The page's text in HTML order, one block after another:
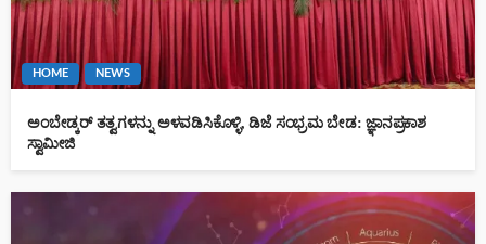
HOME NEWS
ಅಂಬೇಡ್ಕರ್ ತತ್ವಗಳನ್ನು ಅಳವಡಿಸಿಕೊಳ್ಳಿ, ಡಿಜೆ ಸಂಭ್ರಮ ಬೇಡ: ಜ್ಞಾನಪ್ರಕಾಶ
ಸ್ವಾಮೀಜಿ